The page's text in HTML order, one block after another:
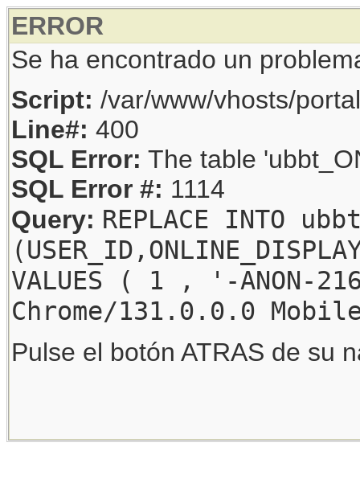
ERROR
Se ha encontrado un
Script: /var/www/vhosts/
Line#: 400
SQL Error: The table
SQL Error #: 1114
Query: REPLACE INTO
VALUES ( 1 , '-
Chrome/131.0.0.0
Pulse el botón ATRAS de su